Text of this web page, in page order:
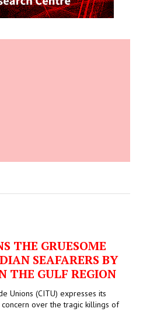
THE GRUESOME
SEAFARERS BY
THE GULF REGION
Unions (CITU) expresses its
over the tragic killings of